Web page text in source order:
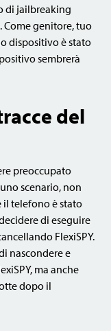
di jailbreaking
genitore, tuo
dispositivo è stato
sembrerà
del
preoccupato
scenario, non
il telefono è stato
di eseguire
FlexiSPY.
nascondere e
ma anche
dopo il